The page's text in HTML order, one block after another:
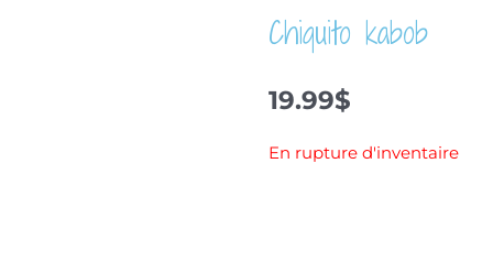
Chiquito kabob
19.99$
En rupture d'inventaire